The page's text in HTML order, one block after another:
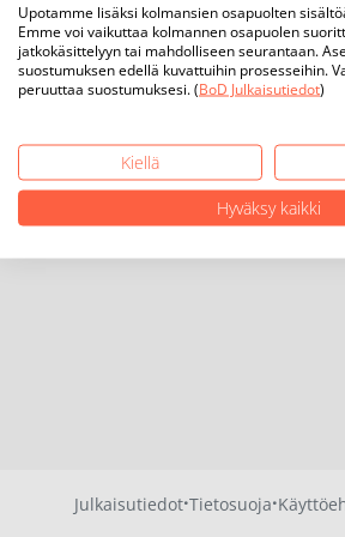
Julkaisutiedot·Tietosuoja·
Upotamme lisäksi kolmansien osapuolten
Emme voi vaikuttaa kolmannen osapuolen
jatkokäsittelyyn tai mahdolliseen seurantaan.
suostumuksen edellä kuvattuihin prosesseihin.
peruuttaa suostumuksesi. (BoD Julkaisutiedot)
Kiellä
Hyväksy kaikki